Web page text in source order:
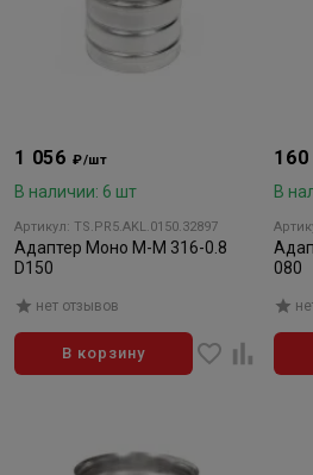
1 056 ₽/шт
В наличии: 6 шт
Артикул: TS.PR5.AKL.0150.32897
Адаптер Моно М-М 316-0.8
D150
нет отзывов
В корзину
В
080